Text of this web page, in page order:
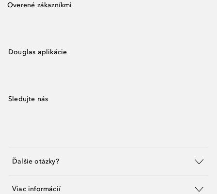
Overené zákazníkmi
Douglas aplikácie
Sledujte nás
Ďalšie otázky?
Viac informácií